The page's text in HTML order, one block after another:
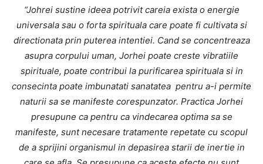
“Johrei sustine ideea potrivit careia exista o energie
universala sau o forta spirituala care poate fi cultivata si
directionata prin puterea intentiei. Cand se concentreaza
asupra corpului uman, Jorhei poate creste vibratiile
spirituale, poate contribui la purificarea spirituala si in
consecinta poate imbunatati sanatatea pentru a-i permite
naturii sa se manifeste corespunzator. Practica Jorhei
presupune ca pentru ca vindecarea optima sa se
manifeste, sunt necesare tratamente repetate cu scopul
de a sprijini organismul in depasirea starii de inertie in